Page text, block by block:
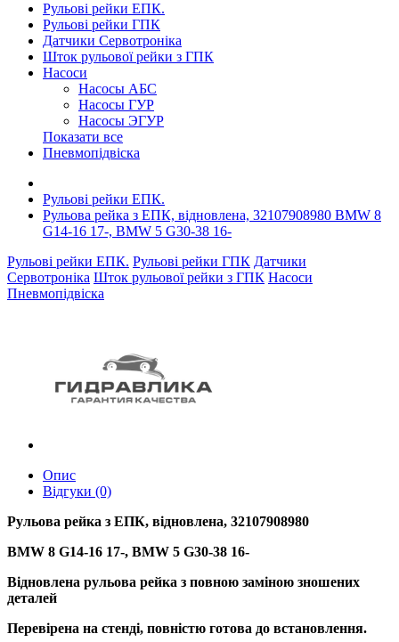
Рульові рейки ЕПК.
Рульові рейки ГПК
Датчики Сервотроніка
Шток рульової рейки з ГПК
Насоси
Насосы АБС
Насосы ГУР
Насосы ЭГУР
Показати все
Пневмопідвіска
Рульові рейки ЕПК.
Рульова рейка з ЕПК, відновлена, 32107908980 BMW 8
G14-16 17-, BMW 5 G30-38 16-
Рульові рейки ЕПК. Рульові рейки ГПК Датчики
Сервотроніка Шток рульової рейки з ГПК Насоси
Пневмопідвіска
Опис
Відгуки (0)
Рульова рейка з ЕПК, відновлена, 32107908980
BMW 8 G14-16 17-, BMW 5 G30-38 16-
Відновлена рульова рейка з повною заміною зношених
деталей
Перевірена на стенді, повністю готова до встановлення.